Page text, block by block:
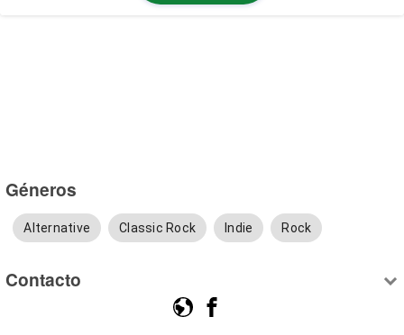
Géneros
Alternative Classic Rock Indie Rock
Contacto